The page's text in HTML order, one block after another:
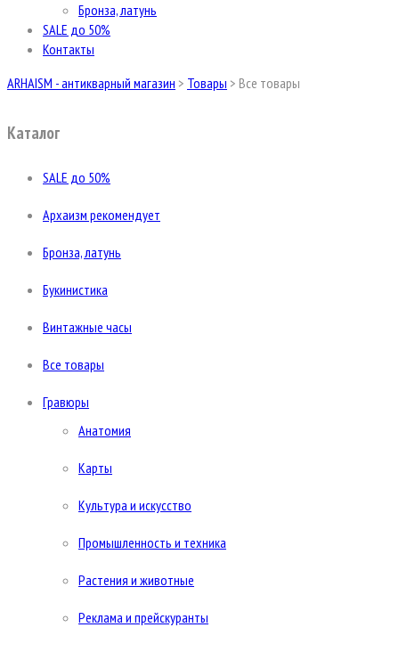
Бронза, латунь
SALE до 50%
Контакты
ARHAISM - антикварный магазин > Товары > Все товары
Каталог
SALE до 50%
Архаизм рекомендует
Бронза, латунь
Букинистика
Винтажные часы
Все товары
Гравюры
Анатомия
Карты
Культура и искусство
Промышленность и техника
Растения и животные
Реклама и прейскуранты